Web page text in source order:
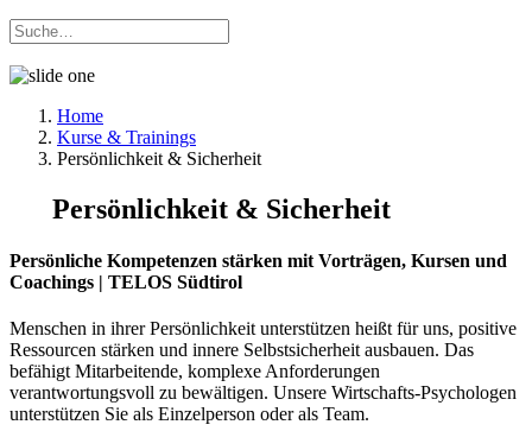
Home
Kurse & Trainings
Persönlichkeit & Sicherheit
Persönlichkeit & Sicherheit
Persönliche Kompetenzen stärken mit Vorträgen, Kursen und
Coachings | TELOS Südtirol
Menschen in ihrer Persönlichkeit unterstützen heißt für uns, positive
Ressourcen stärken und innere Selbstsicherheit ausbauen. Das
befähigt Mitarbeitende, komplexe Anforderungen
verantwortungsvoll zu bewältigen. Unsere Wirtschafts-Psychologen
unterstützen Sie als Einzelperson oder als Team.